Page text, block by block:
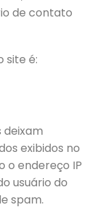
de contato
site é:
deixam
exibidos no
o endereço IP
usuário do
spam.